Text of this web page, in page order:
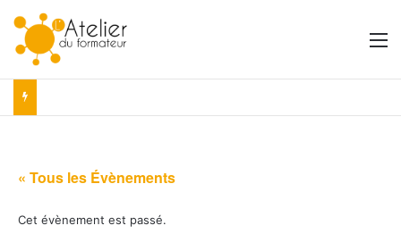
« Tous les Évènements
Cet évènement est passé.